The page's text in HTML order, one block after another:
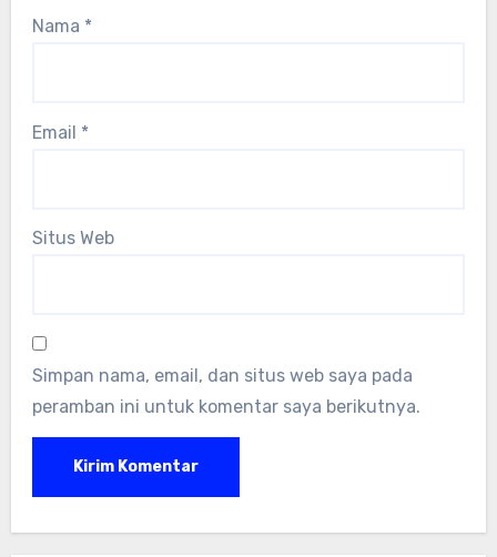
Nama *
Email *
Situs Web
Simpan nama, email, dan situs web saya pada
peramban ini untuk komentar saya berikutnya.